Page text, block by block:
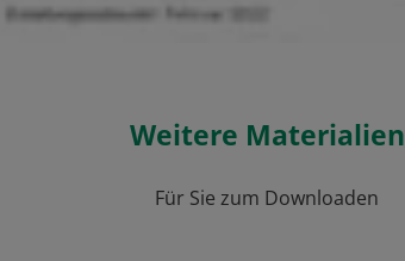
Weitere Materialien
Für Sie zum Downloaden